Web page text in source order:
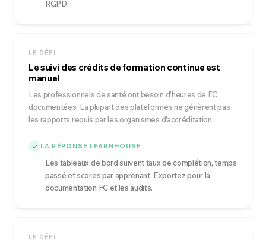
RGPD.
LE DÉFI
Le suivi des crédits de formation continue est
manuel
Les professionnels de santé ont besoin d'heures de FC
documentées. La plupart des plateformes ne génèrent pas
les rapports requis par les organismes d'accréditation.
LA RÉPONSE LEARNHOUSE
Les tableaux de bord suivent taux de complétion, temps
passé et scores par apprenant. Exportez pour la
documentation FC et les audits.
LE DÉFI